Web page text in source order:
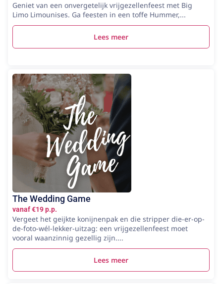
Geniet van een onvergetelijk vrijgezellenfeest met Big
Limo Limounises. Ga feesten in een toffe Hummer,...
Lees meer
The Wedding Game
vanaf €19 p.p.
Vergeet het geijkte konijnenpak en die stripper die-er-op-
de-foto-wél-lekker-uitzag: een vrijgezellenfeest moet
vooral waanzinnig gezellig zijn....
Lees meer